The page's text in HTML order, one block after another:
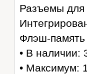
Разъемы для
Флэш-
• В наличии:
• Максимум: